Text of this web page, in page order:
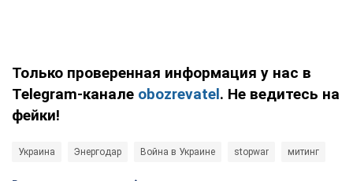
Только проверенная информация у нас в
Telegram-канале obozrevatel. Не ведитесь на
фейки!
Украина Энергодар Война в Украине stopwar митинг